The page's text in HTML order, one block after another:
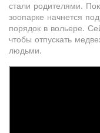
стали родителями.
зоопарке начнется
порядок в вольере.
чтобы отпускать
людьми.